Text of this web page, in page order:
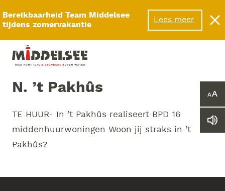
Bereikbaarheid Team Middelsee
tijdens zomervakantie
Lees meer
Menu
of
N. ’t Pakhûs
TE HUUR- In ’t Pakhûs realiseert BPD 16
middenhuurwoningen Woon jij straks in ’t
Pakhûs?